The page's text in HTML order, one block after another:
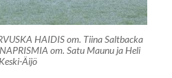
HAIDIS om. Tiina Saltbacka
om. Satu Maunu ja Heli
Keski-Äijö